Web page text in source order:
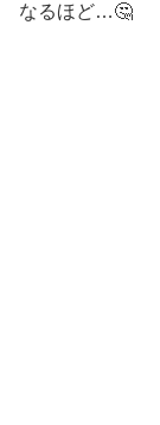
なるほど…🤔